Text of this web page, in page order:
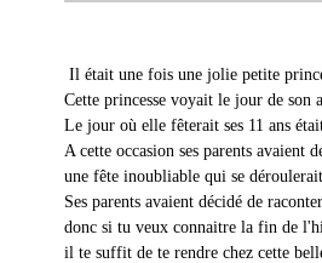
Il était une fois une jolie petite
Cette princesse voyait le jour de son
Le jour où elle fêterait ses 11 ans
A cette occasion ses parents avaient
une fête inoubliable qui se
Ses parents avaient décidé de
donc si tu veux connaitre la fin de
il te suffit de te rendre chez cette